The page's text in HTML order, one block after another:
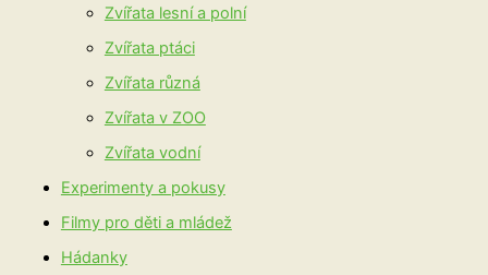
Zvířata lesní a polní
Zvířata ptáci
Zvířata různá
Zvířata v ZOO
Zvířata vodní
Experimenty a pokusy
Filmy pro děti a mládež
Hádanky